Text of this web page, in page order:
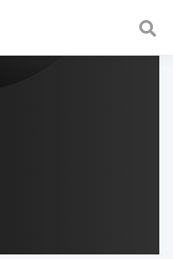
a fast and